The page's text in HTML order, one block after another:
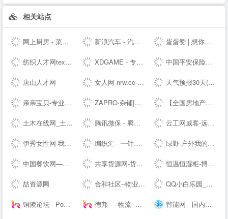
相关站点
网上厨房 - 菜谱食谱大全 - 学做家常菜的美食网 新浪汽车 - 汽车生活源动力！ 蛋蛋赞 | 想你所想,看你所看!
纺织人才网texhr.cn-纺织---纺织人才--站 XDGAME - 专注单机游戏试玩及正版推荐！ 中国平安保险集团提供专业的保险、银行、投资、贷款、理财服务
唐山人才网 女人网 nrw.cc-时尚女性-- 天气预报30天(一个月)天气查询，天气预报未来15、20、30天 - 30天天气
亲亲宝贝-专业的育儿网站_亲亲宝贝网 ZAPRO·杂铺|发现美好，分享快乐！ 【全国房地产门户|房地产网】-实播看房抢优惠-全国房天下
土木在线网_土木工程师专业技术交流资料下载 腾讯微保 - 腾讯官方保险代理平台 云工网威客-远程工作、按需雇佣，灵活用工人才共享平台
伊秀女性网-我们致力于专业的女性时尚-- 编织汇 - 一针一线织出无限可能！ 绿野-户外我的生活-绿野活动
中国餐饮网—餐饮食品批发采购供应链服务平台 共享货源网-货源总舵，淘宝店货源，工厂货源，奢侈品货源网 恒温恒湿柜-博物馆展柜-展柜恒湿机-除湿加湿一体机-投影机恒温箱
喆资源网 合和社区--物业管理服务综合信息论坛 QQ小白乐园_三岁资源网_技术导航_全网精品资源分享平台
铜陵论坛 - Powered by Discuz! 德邦-----物流--一站式服务 智能网 - 国内专业的人工智能科技门户